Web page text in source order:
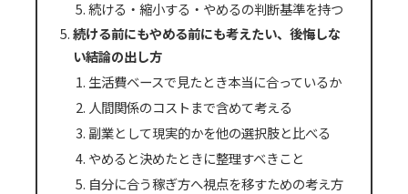
続ける・縮小する・やめるの判断基準を持つ
続ける前にもやめる前にも考えたい、後悔しな
い結論の出し方
生活費ベースで見たとき本当に合っているか
人間関係のコストまで含めて考える
副業として現実的かを他の選択肢と比べる
やめると決めたときに整理すべきこと
自分に合う稼ぎ方へ視点を移すための考え方